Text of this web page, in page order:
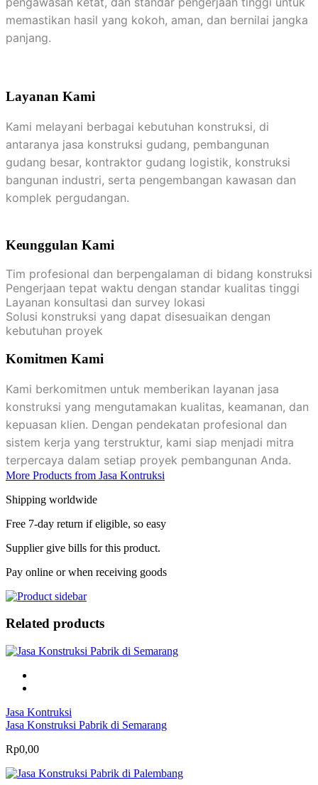
memastikan hasil yang kokoh, aman, dan bernilai jangka
panjang.
Layanan Kami
Kami melayani berbagai kebutuhan konstruksi, di
antaranya jasa konstruksi gudang, pembangunan
gudang besar, kontraktor gudang logistik, konstruksi
bangunan industri, serta pengembangan kawasan dan
komplek pergudangan.
Keunggulan Kami
Tim profesional dan berpengalaman di bidang konstruksi
Pengerjaan tepat waktu dengan standar kualitas tinggi
Layanan konsultasi dan survey lokasi
Solusi konstruksi yang dapat disesuaikan dengan
kebutuhan proyek
Komitmen Kami
Kami berkomitmen untuk memberikan layanan jasa
konstruksi yang mengutamakan kualitas, keamanan, dan
kepuasan klien. Dengan pendekatan profesional dan
sistem kerja yang terstruktur, kami siap menjadi mitra
terpercaya dalam setiap proyek pembangunan Anda.
More Products from Jasa Kontruksi
Shipping worldwide
Free 7-day return if eligible, so easy
Supplier give bills for this product.
Pay online or when receiving goods
Related products
Jasa Kontruksi
Jasa Konstruksi Pabrik di Semarang
Rp0,00